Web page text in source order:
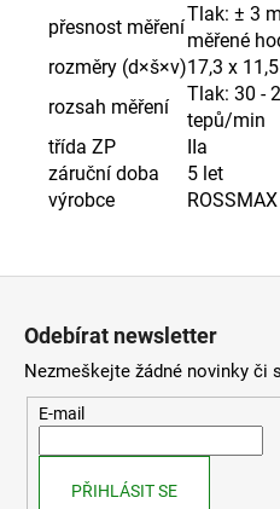
přesnost měření
Tlak: ± 3
měřené
rozměry (d×š×v)17,3 x
rozsah měření
Tlak: 30 -
tepů/min
třída ZP
IIa
záruční doba
5 let
výrobce
Odebírat newsletter
Nezmeškejte žádné novinky či
E-mail
PŘIHLÁSIT SE